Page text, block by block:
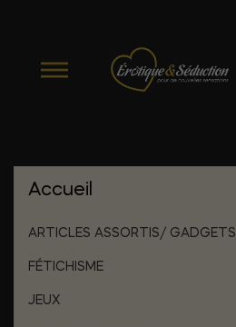
Accueil
ARTICLES ASSORTIS/ GADGETS
FÉTICHISME
JEUX